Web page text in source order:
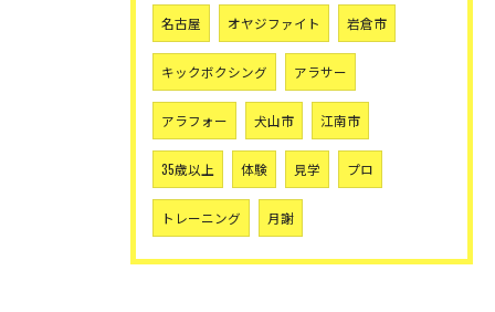
名古屋 オヤジファイト 岩倉市
キックボクシング アラサー
アラフォー 犬山市 江南市
35歳以上 体験 見学 プロ
トレーニング 月謝